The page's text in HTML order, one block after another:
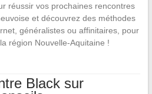
réussir vos prochaines rencontres
et découvrez des méthodes
généralistes ou affinitaires, pour
région Nouvelle-Aquitaine !
Black sur